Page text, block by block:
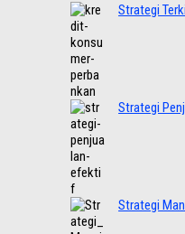
Strategi
Strategi
Strategi